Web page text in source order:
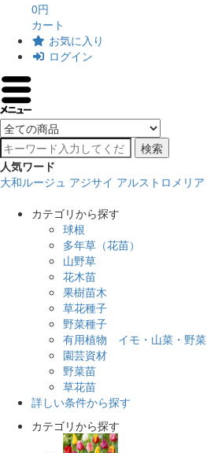
0円
カート
お気に入り
ログイン
検索
人気ワード
大和ルージュ アジサイ アルストロメリア
カテゴリから探す
球根
多年草（花苗）
山野草
花木苗
果樹苗木
草花種子
野菜種子
有用植物 イモ・山菜・野菜
園芸資材
野菜苗
草花苗
詳しい条件から探す
カテゴリから探す